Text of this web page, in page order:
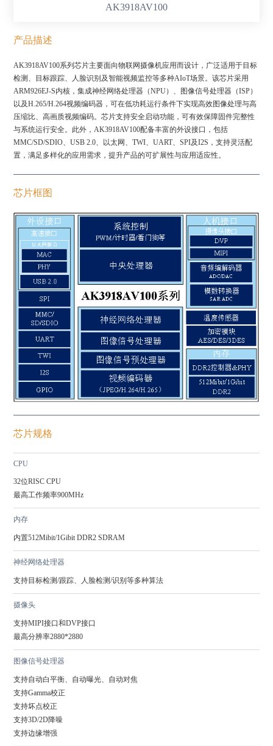
AK3918AV100
产品描述
AK3918AV100系列芯片主要面向物联网摄像机应用而设计，广泛适用于目标
检测、目标跟踪、人脸识别及智能视频监控等多种AIoT场景。该芯片采用
ARM926EJ-S内核，集成神经网络处理器（NPU）、图像信号处理器（ISP）
以及H.265/H.264视频编码器，可在低功耗运行条件下实现高效图像处理与高
压缩比、高画质视频编码。芯片支持安全启动功能，可有效保障固件完整性
与系统运行安全。此外，AK3918AV100配备丰富的外设接口，包括
MMC/SD/SDIO、USB 2.0、以太网、TWI、UART、SPI及I2S，支持灵活配
置，满足多样化的应用需求，提升产品的可扩展性与应用适应性。
芯片框图
芯片规格
CPU
32位RISC CPU
最高工作频率900MHz
内存
内置512Mibit/1Gibit DDR2 SDRAM
神经网络处理器
支持目标检测/跟踪、人脸检测/识别等多种算法
摄像头
支持MIPI接口和DVP接口
最高分辨率2880*2880
图像信号处理器
支持自动白平衡、自动曝光、自动对焦
支持Gamma校正
支持坏点校正
支持3D/2D降噪
支持边缘增强